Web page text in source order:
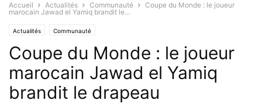
Accueil Actualités Communauté
Coupe du Monde : le joueur
marocain Jawad el Yamiq brandit le...
Actualités Communauté
Coupe du Monde : le joueur
marocain Jawad el Yamiq
brandit le drapeau